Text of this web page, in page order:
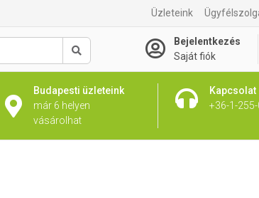
Üzleteink
Keresés
Bejelentkezés
Saját fiók
Budapesti üzleteink
már 6 helyen
vásárolhat
Kapcsolat
+36-1-